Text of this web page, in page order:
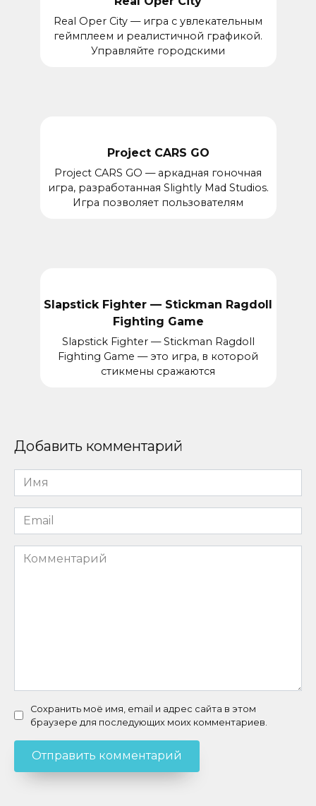
Real Oper City — игра с увлекательным
геймплеем и реалистичной графикой.
Управляйте городскими
Project CARS GO
Project CARS GO — аркадная гоночная
игра, разработанная Slightly Mad Studios.
Игра позволяет пользователям
Slapstick Fighter — Stickman Ragdoll
Fighting Game
Slapstick Fighter — Stickman Ragdoll
Fighting Game — это игра, в которой
стикмены сражаются
Добавить комментарий
Имя
*
Email
*
Комментарий
Сохранить моё имя, email и адрес сайта в этом
браузере для последующих моих комментариев.